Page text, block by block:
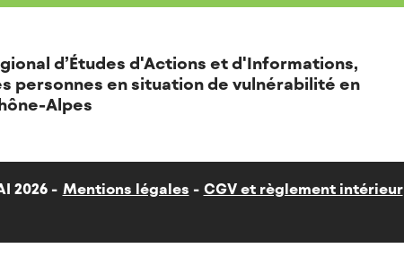
d’Études d'Actions et d'Informations,
personnes en situation de vulnérabilité en
Alpes
2026 - Mentions légales CGV et règlement intérieur